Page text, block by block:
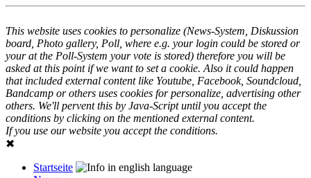
This website uses cookies to personalize (News-System, Diskussion
board, Photo gallery, Poll, where e.g. your login could be stored or
your at the Poll-System your vote is stored) therefore you will be
asked at this point if we want to set a cookie. Also it could happen
that included external content like Youtube, Facebook, Soundcloud,
Bandcamp or others uses cookies for personalize, advertising other
others. We'll pervent this by Java-Script until you accept the
conditions by clicking on the mentioned external content.
If you use our website you accept the conditions.
✖
Startseite